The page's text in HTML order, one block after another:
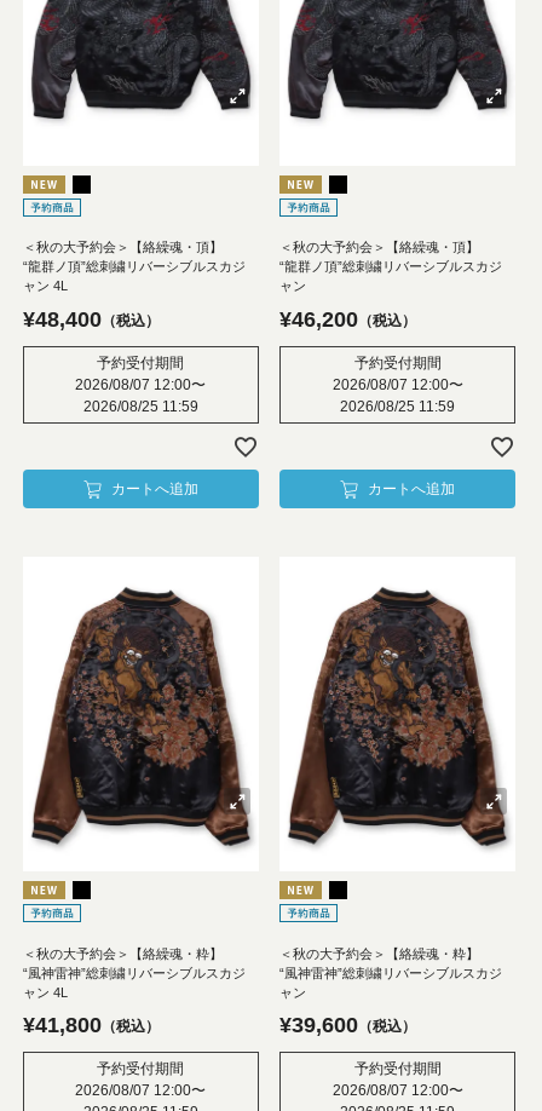
＜秋の大予約会＞【絡繰魂・頂】
“龍群ノ頂”総刺繍リバーシブルスカジ
ャン 4L
¥48,400 税込
予約受付期間
2026/08/07 12:00〜
2026/08/25 11:59
カートへ追加
＜秋の大予約会＞【絡繰魂・頂】
“龍群ノ頂”総刺繍リバーシブルスカジ
ャン
¥46,200 税込
予約受付期間
2026/08/07 12:00〜
2026/08/25 11:59
カートへ追加
＜秋の大予約会＞【絡繰魂・粋】
“風神雷神”総刺繍リバーシブルスカジ
ャン 4L
¥41,800 税込
予約受付期間
2026/08/07 12:00〜
＜秋の大予約会＞【絡繰魂・粋】
“風神雷神”総刺繍リバーシブルスカジ
ャン
¥39,600 税込
予約受付期間
2026/08/07 12:00〜